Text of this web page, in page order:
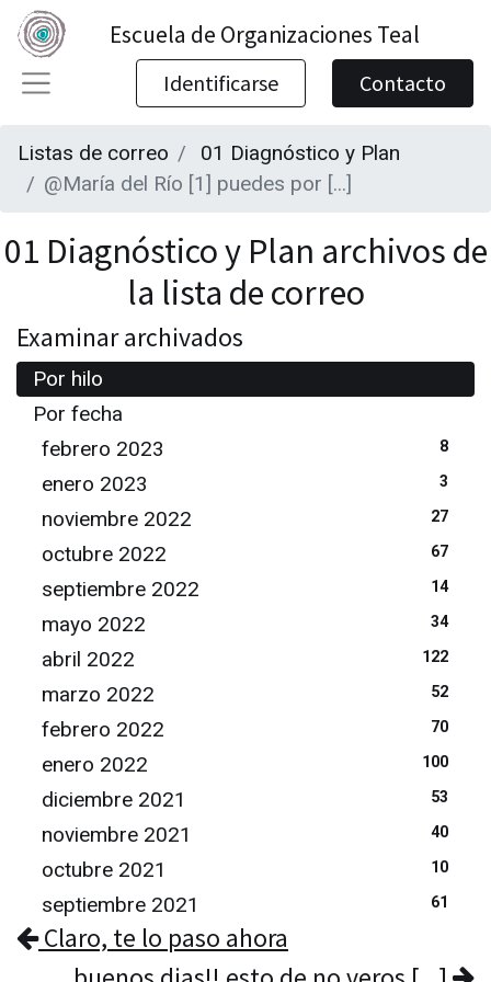
Escuela de Organizaciones Teal
Identificarse Contacto
Listas de correo
01 Diagnóstico y Plan
@María del Río [1] puedes por [...]
01 Diagnóstico y Plan archivos de
la lista de correo
Examinar archivados
Por hilo
Por fecha
febrero 2023
8
enero 2023 3
noviembre 2022 27
octubre 2022 67
septiembre 2022 14
mayo 2022 34
abril 2022 122
marzo 2022 52
febrero 2022 70
enero 2022 100
diciembre 2021 53
noviembre 2021 40
octubre 2021 10
septiembre 2021 61
Claro, te lo paso ahora